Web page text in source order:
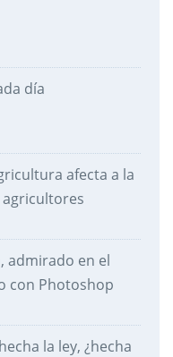
día
afecta a la
admirado en el
con Photoshop
la ley, ¿hecha